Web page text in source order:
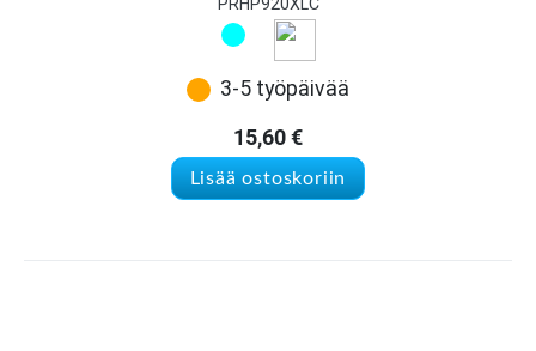
PRHP920XLC
3-5 työpäivää
15,60€
Lisää ostoskoriin